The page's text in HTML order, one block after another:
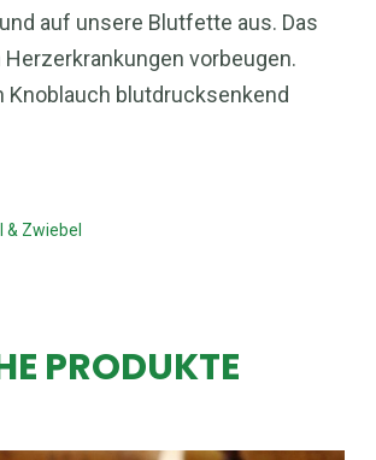
auf unsere Blutfette aus. Das
vorbeugen.
Knoblauch blutdrucksenkend
Zwiebel
PRODUKTE